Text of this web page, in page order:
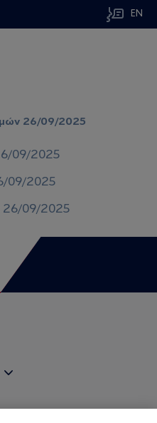
EN
26/09/2025
09/2025
09/2025
26/09/2025